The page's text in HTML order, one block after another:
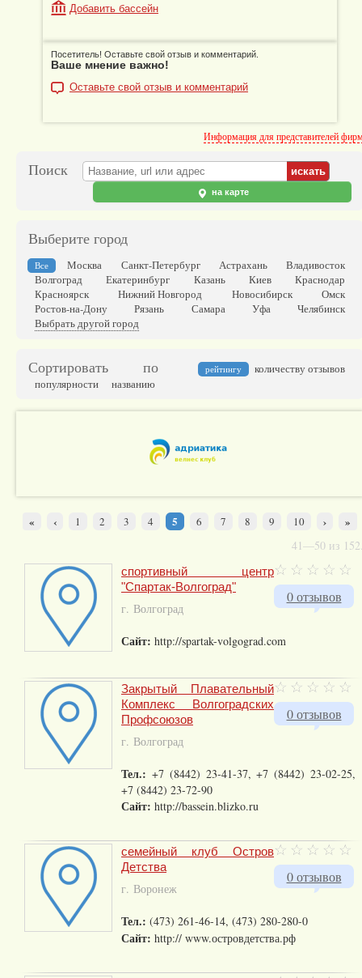
Добавить бассейн
Посетитель! Оставьте свой отзыв и комментарий.
Ваше мнение важно!
Оставьте свой отзыв и комментарий
Информация для представителей
Поиск
на карте
Выберите город
Все Москва Санкт-Петербург Астрахань
Владивосток
Волгоград
Екатеринбург Казань Киев
Краснодар
Красноярск
Нижний Новгород Новосибирск
Омск
Ростов-на-Дону
Рязань Самара Уфа
Челябинск
Выбрать другой город
Сортировать по рейтингу
количеству отзывов
популярности
названию
« ‹ 1 2 3 4 5 6 7 8 9 10 ›
»
41—50 из
0 отзывов
спортивный центр
"Спартак-Волгоград"
г. Волгоград
Сайт: http://spartak-volgograd.com
0 отзывов
Закрытый Плавательный
Комплекс Волгоградских
Профсоюзов
г. Волгоград
Тел.: +7 (8442) 23-41-37, +7 (8442) 23-02-25,
+7 (8442) 23-72-90
Сайт: http://bassein.blizko.ru
0 отзывов
семейный клуб Остров
Детства
г. Воронеж
Тел.: (473) 261-46-14, (473) 280-280-0
Сайт: http:// www.островдетства.рф